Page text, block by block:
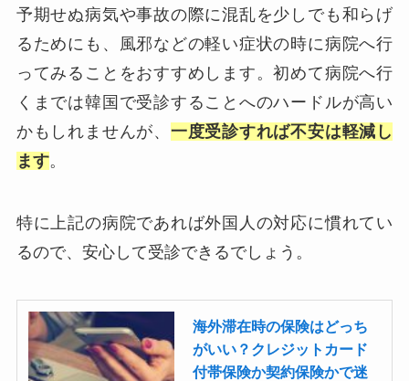
予期せぬ病気や事故の際に混乱を少しでも和らげ
るためにも、風邪などの軽い症状の時に病院へ行
ってみることをおすすめします。初めて病院へ行
くまでは韓国で受診することへのハードルが高い
かもしれませんが、 一度受診すれば不安は軽減し
ます。
特に上記の病院であれば外国人の対応に慣れてい
るので、安心して受診できるでしょう。
海外滞在時の保険はどっち
がいい？クレジットカード
付帯保険か契約保険かで迷